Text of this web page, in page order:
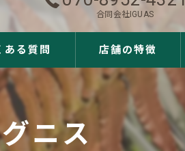
合同会社IGUAS
ある質問 店舗の特徴
観葉植物
多肉植物
ニス